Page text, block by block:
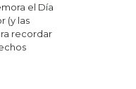
el Día
(y las
recordar